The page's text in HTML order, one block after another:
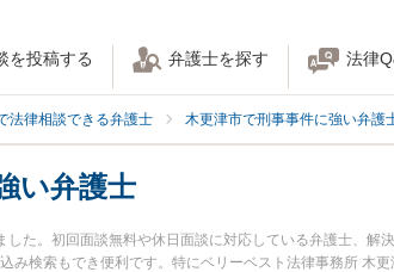
を投稿する 弁護士を探す 法律
法律相談できる弁護士 木更津市で刑事事件に強い弁護
い弁護士
た。初回面談無料や休日面談に対応している弁護士、解
検索もでき便利です。特にベリーベスト法律事務所 木